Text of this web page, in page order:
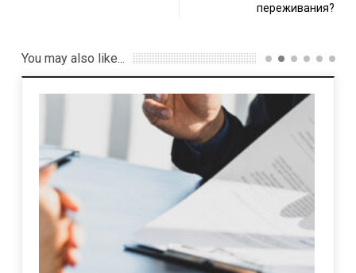
переживания?
You may also like...